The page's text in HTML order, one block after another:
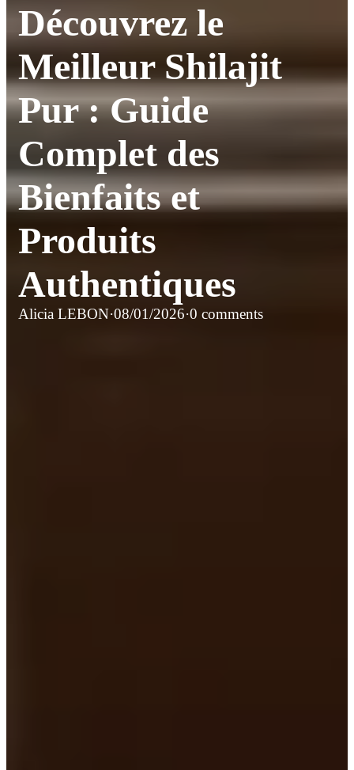
Découvrez le
Meilleur Shilajit
Pur : Guide
Complet des
Bienfaits et
Produits
Authentiques
Alicia LEBON·08/01/2026·0 comments